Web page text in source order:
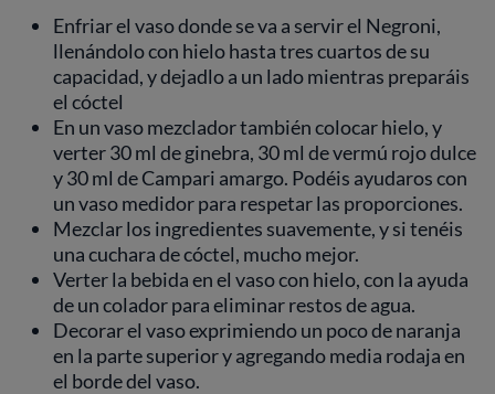
Enfriar el vaso donde se va a servir el Negroni,
llenándolo con hielo hasta tres cuartos de su
capacidad, y dejadlo a un lado mientras preparáis
el cóctel
En un vaso mezclador también colocar hielo, y
verter 30 ml de ginebra, 30 ml de vermú rojo dulce
y 30 ml de Campari amargo. Podéis ayudaros con
un vaso medidor para respetar las proporciones.
Mezclar los ingredientes suavemente, y si tenéis
una cuchara de cóctel, mucho mejor.
Verter la bebida en el vaso con hielo, con la ayuda
de un colador para eliminar restos de agua.
Decorar el vaso exprimiendo un poco de naranja
en la parte superior y agregando media rodaja en
el borde del vaso.